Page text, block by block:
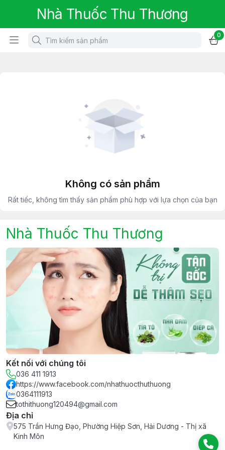
Nhà Thuốc Thu Thương
0
Không có sản phẩm
Rất tiếc, không tìm thấy sản phẩm phù hợp với lựa chọn của bạn
Nhà Thuốc Thu Thương
Kết nối với chúng tôi
036 411 1913
https://www.facebook.com/nhathuocthuthuong
0364111913
tothithuong120494@gmail.com
Địa chỉ
575 Trần Hưng Đạo, Phường Hiệp Sơn, Hải Dương - Thị xã
Kinh Môn